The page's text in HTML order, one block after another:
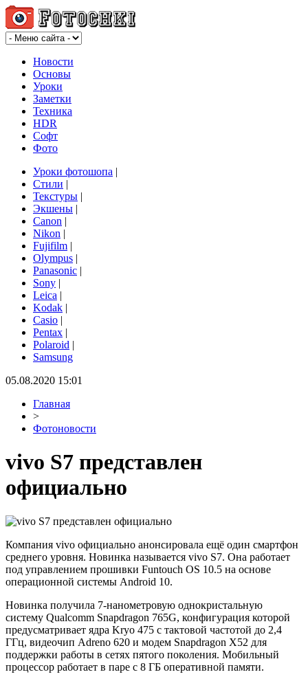
Новости
Основы
Уроки
Заметки
Техника
HDR
Софт
Фото
Уроки фотошопа |
Стили |
Текстуры |
Экшены |
Canon |
Nikon |
Fujifilm |
Olympus |
Panasonic |
Sony |
Leica |
Kodak |
Casio |
Pentax |
Polaroid |
Samsung
05.08.2020 15:01
Главная
>
Фотоновости
vivo S7 представлен
официально
Компания vivo официально анонсировала ещё один смартфон
среднего уровня. Новинка называется vivo S7. Она работает
под управлением прошивки Funtouch OS 10.5 на основе
операционной системы Android 10.
Новинка получила 7-нанометровую однокристальную
систему Qualcomm Snapdragon 765G, конфигурация которой
предусматривает ядра Kryo 475 с тактовой частотой до 2,4
ГГц, видеочип Adreno 620 и модем Snapdragon X52 для
поддержки работы в сетях пятого поколения. Мобильный
процессор работает в паре с 8 ГБ оперативной памяти.